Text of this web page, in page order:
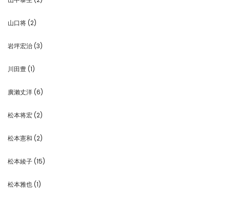
山口将 (2)
岩坪宏治 (3)
川田豊 (1)
廣瀨丈洋 (6)
松本将宏 (2)
松本憲和 (2)
松本綾子 (15)
松本雅也 (1)